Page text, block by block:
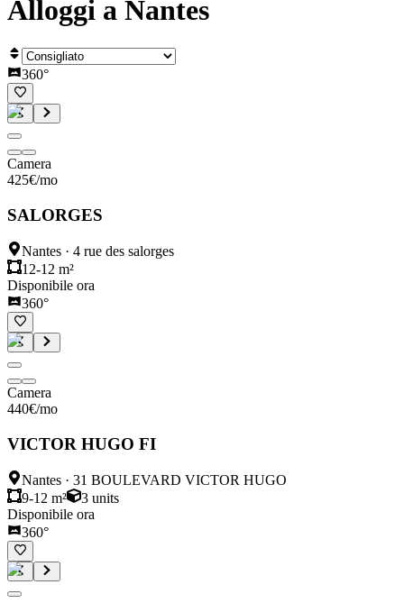
Alloggi a Nantes
360°
Camera
425€/mo
SALORGES
Nantes · 4 rue des salorges
12-12 m²
Disponibile ora
360°
Camera
440€/mo
VICTOR HUGO FI
Nantes · 31 BOULEVARD VICTOR HUGO
9-12 m²
3 units
Disponibile ora
360°